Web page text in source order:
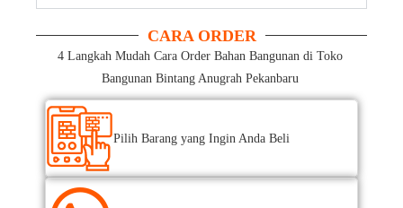
CARA ORDER
4 Langkah Mudah Cara Order Bahan Bangunan di Toko
Bangunan Bintang Anugrah Pekanbaru
Pilih Barang yang Ingin Anda Beli